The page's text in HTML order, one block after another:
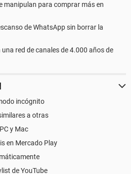
manipulan para comprar más en
de WhatsApp sin borrar la
red de canales de 4.000 años de
incógnito
a otras
y Mac
en Mercado Play
de YouTube